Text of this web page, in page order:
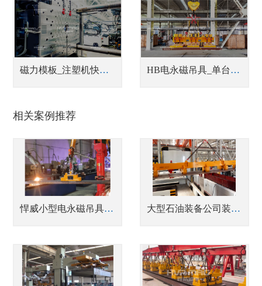
磁力模板_注塑机快速换模系统 HB电永磁吊具_单台或多台联吊钢坯吊具
相关案例推荐
悍威小型电永磁吊具解决河南煤机厂小钢板吊装痛点 大型石油装备公司装备钢板磁力吊具分组控制